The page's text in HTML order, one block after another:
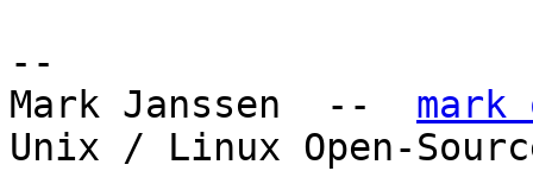
--
Mark Janssen  --
Unix / Linux Open-